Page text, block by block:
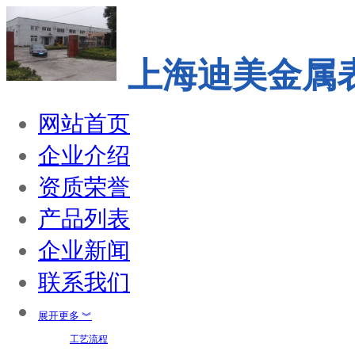
上海迪美金属
网站首页
企业介绍
资质荣誉
产品列表
企业新闻
联系我们
展开更多 ︾
工艺流程